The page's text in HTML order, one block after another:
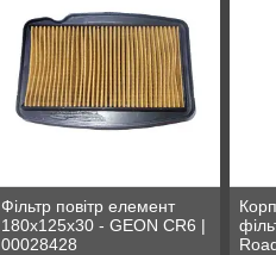
Фільтр повітр елемент
180x125x30 - GEON CR6 |
00028428